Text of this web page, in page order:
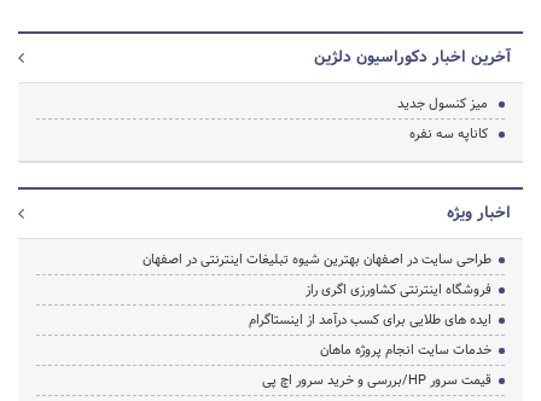
آخرین اخبار دکوراسیون دلژین
میز کنسول جدید
کاناپه سه نفره
اخبار ویژه
طراحی سایت در اصفهان بهترین شیوه تبلیغات اینترنتی در اصفهان
فروشگاه اینترنتی کشاورزی اگری راز
ایده های طلایی برای کسب درآمد از اینستاگرام
خدمات سایت انجام پروژه ماهان
قیمت سرور HP/بررسی و خرید سرور اچ پی